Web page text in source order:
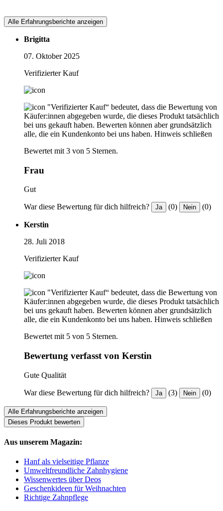
Alle Erfahrungsberichte anzeigen
Brigitta
07. Oktober 2025
Verifizierter Kauf
"Verifizierter Kauf“ bedeutet, dass die Bewertung von
Käufer:innen abgegeben wurde, die dieses Produkt tatsächlich
bei uns gekauft haben. Bewerten können aber grundsätzlich
alle, die ein Kundenkonto bei uns haben. Hinweis schließen
Bewertet mit 3 von 5 Sternen.
Frau
Gut
War diese Bewertung für dich hilfreich? Ja (0) Nein (0)
Kerstin
28. Juli 2018
Verifizierter Kauf
"Verifizierter Kauf“ bedeutet, dass die Bewertung von
Käufer:innen abgegeben wurde, die dieses Produkt tatsächlich
bei uns gekauft haben. Bewerten können aber grundsätzlich
alle, die ein Kundenkonto bei uns haben. Hinweis schließen
Bewertet mit 5 von 5 Sternen.
Bewertung verfasst von Kerstin
Gute Qualität
War diese Bewertung für dich hilfreich? Ja (3) Nein (0)
Alle Erfahrungsberichte anzeigen
Dieses Produkt bewerten
Aus unserem Magazin:
Hanf als vielseitige Pflanze
Umweltfreundliche Zahnhygiene
Wissenwertes über Deos
Geschenkideen für Weihnachten
Richtige Zahnpflege